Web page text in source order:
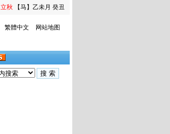
立秋
【马】乙未月 癸丑
繁體中文 网站地图